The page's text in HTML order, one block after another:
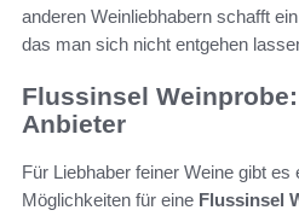
anderen Weinliebhabern schafft
das man sich nicht entgehen
Flussinsel
Anbieter
Für Liebhaber feiner Weine gibt es
Möglichkeiten für eine Flussinsel